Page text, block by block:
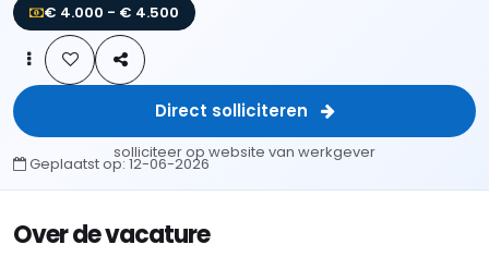
€ 4.000 - € 4.500
Direct solliciteren
solliciteer op website van werkgever
Geplaatst op:12-06-2026
Over de vacature